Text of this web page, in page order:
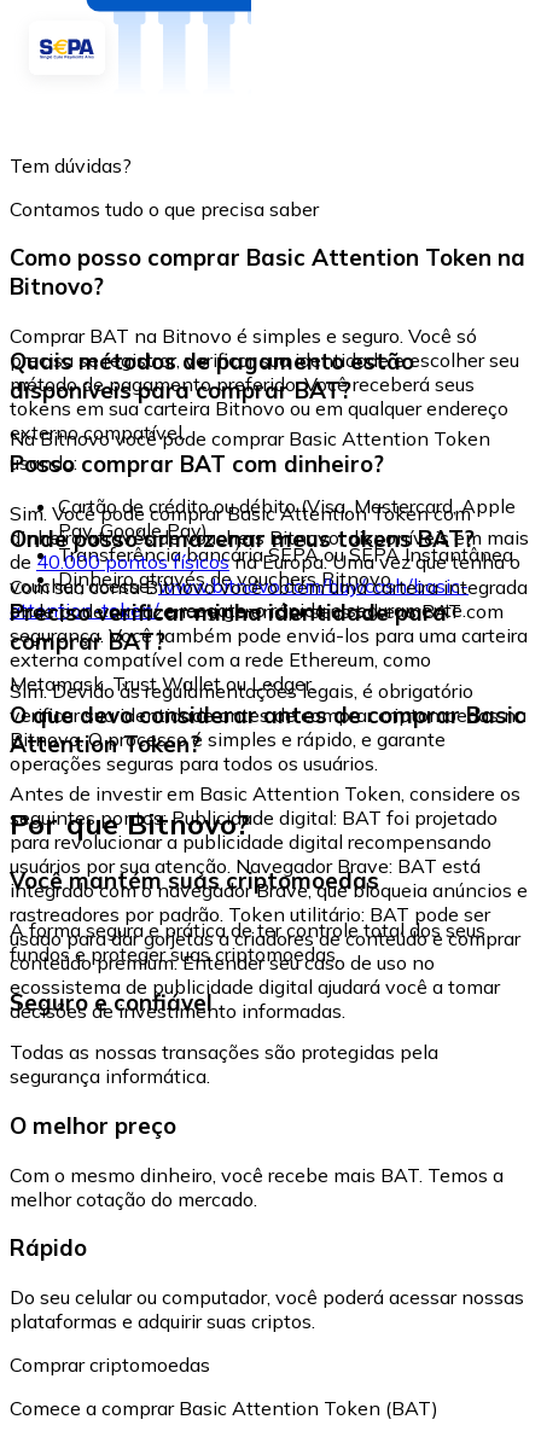
Tem dúvidas?
Contamos tudo o que precisa saber
Como posso comprar Basic Attention Token na
Bitnovo?
Comprar BAT na Bitnovo é simples e seguro. Você só
precisa se registrar, verificar sua identidade e escolher seu
método de pagamento preferido. Você receberá seus
tokens em sua carteira Bitnovo ou em qualquer endereço
externo compatível.
Quais métodos de pagamento estão
disponíveis para comprar BAT?
Na Bitnovo você pode comprar Basic Attention Token
usando:
Cartão de crédito ou débito (Visa, Mastercard, Apple
Pay, Google Pay)
Transferência bancária SEPA ou SEPA Instantânea
Dinheiro através de vouchers Bitnovo
Posso comprar BAT com dinheiro?
Sim. Você pode comprar Basic Attention Token com
dinheiro através de vouchers Bitnovo, disponíveis em mais
de 40.000 pontos físicosna Europa. Uma vez que tenha o
voucher, acesse:www.bitnovo.com/buy/cash/basic-
attention-token/e resgate-o rápida e seguramente.
Onde posso armazenar meus tokens BAT?
Com sua conta Bitnovo você obtém uma carteira integrada
onde pode armazenar e gerenciar seus tokens BAT com
segurança. Você também pode enviá-los para uma carteira
externa compatível com a rede Ethereum, como
Metamask, Trust Wallet ou Ledger.
Preciso verificar minha identidade para
comprar BAT?
Sim. Devido às regulamentações legais, é obrigatório
verificar sua identidade antes de comprar criptomoedas na
Bitnovo. O processo é simples e rápido, e garante
operações seguras para todos os usuários.
O que devo considerar antes de comprar Basic
Attention Token?
Antes de investir em Basic Attention Token, considere os
seguintes pontos: Publicidade digital: BAT foi projetado
para revolucionar a publicidade digital recompensando
usuários por sua atenção. Navegador Brave: BAT está
integrado com o navegador Brave, que bloqueia anúncios e
rastreadores por padrão. Token utilitário: BAT pode ser
usado para dar gorjetas a criadores de conteúdo e comprar
conteúdo premium. Entender seu caso de uso no
ecossistema de publicidade digital ajudará você a tomar
decisões de investimento informadas.
Por que Bitnovo?
Você mantém suas criptomoedas
A forma segura e prática de ter controle total dos seus
fundos e proteger suas criptomoedas.
Seguro e confiável
Todas as nossas transações são protegidas pela
segurança informática.
O melhor preço
Com o mesmo dinheiro, você recebe mais BAT. Temos a
melhor cotação do mercado.
Rápido
Do seu celular ou computador, você poderá acessar nossas
plataformas e adquirir suas criptos.
Comprar criptomoedas
Comece a comprar Basic Attention Token (BAT)